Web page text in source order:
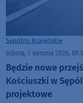
Sępólno Krajeńskie
sobota, 1 sierpnia 2026,
Będzie nowe
Kościuszki w
projektowe